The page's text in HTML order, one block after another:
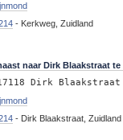
- Kerkweg, Zuidland
naar Dirk Blaakstraat
Dirk Blaakstraat
- Dirk Blaakstraat, Zuidland